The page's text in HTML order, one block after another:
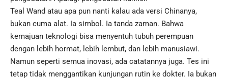
Teal Wand atau apa pun nanti kalau ada versi Chinanya,
bukan cuma alat. Ia simbol. Ia tanda zaman. Bahwa
kemajuan teknologi bisa menyentuh tubuh perempuan
dengan lebih hormat, lebih lembut, dan lebih manusiawi.
Namun seperti semua inovasi, ada catatannya juga. Tes ini
tetap tidak menggantikan kunjungan rutin ke dokter. Ia bukan